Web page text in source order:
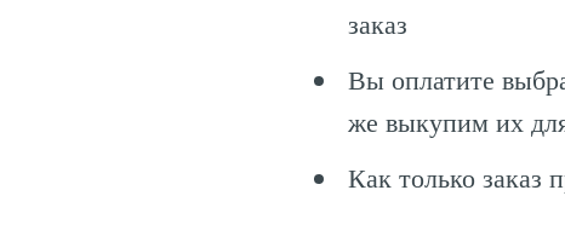
заказ
Вы оплатите
же выкупим их
Как только заказ